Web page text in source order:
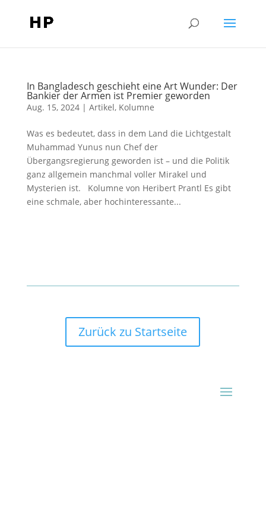
In Bangladesch geschieht eine Art Wunder: Der
Bankier der Armen ist Premier geworden
Aug. 15, 2024| Artikel, Kolumne
Was es bedeutet, dass in dem Land die Lichtgestalt
Muhammad Yunus nun Chef der
Übergangsregierung geworden ist – und die Politik
ganz allgemein manchmal voller Mirakel und
Mysterien ist. Kolumne von Heribert Prantl Es gibt
eine schmale, aber hochinteressante...
Zurück zu Startseite